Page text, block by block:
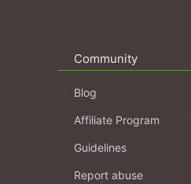
Community
Blog
Affiliate Program
Guidelines
Report abuse